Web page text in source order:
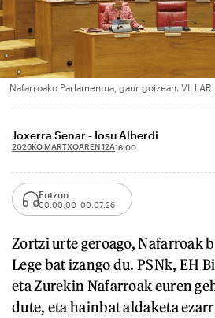
Nafarroako Parlamentua, gaur goizean. VILLAR
Joxerra Senar - Iosu Alberdi
2026KO MARTXOAREN 12A18:00
Entzun
00:00:00 00:07:26
Zortzi urte geroago, Nafarroak
Lege bat izango du. PSNk, EH
eta Zurekin Nafarroak euren
dute, eta hainbat aldaketa